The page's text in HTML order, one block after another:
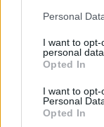
This information
disclose it to
Please note that
services and
not limited to
grant or deny
Personal
I want to
personal data.
Opted In
I want to
Personal
Opted In
I Paesi
in
del
Non puoi
Palermo